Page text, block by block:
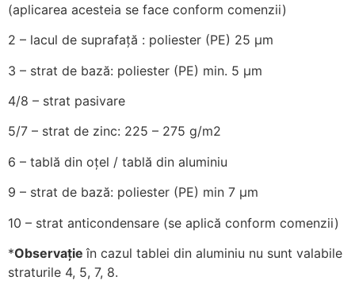
(aplicarea acesteia se face conform comenzii)
2 – lacul de suprafață : poliester (PE) 25 µm
3 – strat de bază: poliester (PE) min. 5 µm
4/8 – strat pasivare
5/7 – strat de zinc: 225 – 275 g/m2
6 – tablă din oțel / tablă din aluminiu
9 – strat de bază: poliester (PE) min 7 µm
10 – strat anticondensare (se aplică conform comenzii)
*Observațieîn cazul tablei din aluminiu nu sunt valabile
straturile 4, 5, 7, 8.